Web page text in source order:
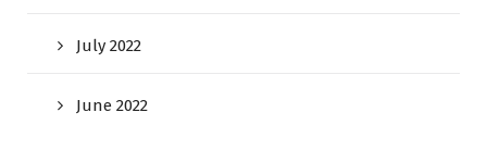
July 2022
June 2022